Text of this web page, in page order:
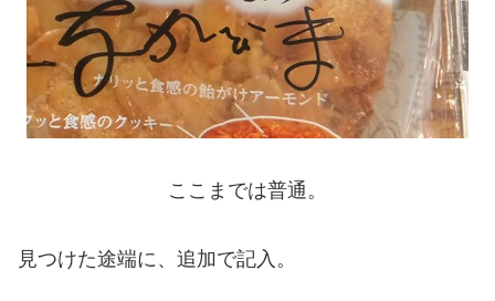
ここまでは普通。
見つけた途端に、追加で記入。